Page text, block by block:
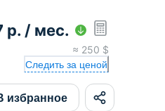
р. / мес.
≈ 250 $
Следить за ценой
избранное